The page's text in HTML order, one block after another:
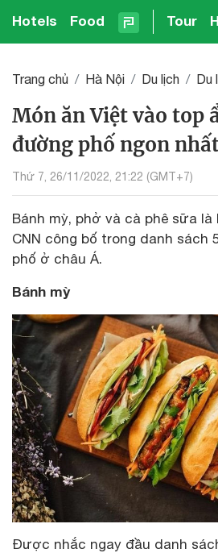
Hotels Food Tour
Trang chủ Hà Nội Du lịch Du
Món ăn Việt vào top
đường phố ngon
Thứ 7, 26/11/2022, 21:22 (GMT+7)
Bánh mỳ, phở và cà phê sữa
CNN công bố trong danh sách
phố ở châu Á.
Bánh mỳ
Được nhắc ngay đầu danh